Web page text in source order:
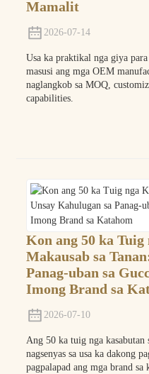
Mamalit
2026-07-14
Usa ka praktikal nga giya
masusi ang mga OEM
naglangkob sa MOQ,
capabilities.
Kon ang 50 ka Tuig
Makausab sa
Panag-uban sa
Imong Brand sa
2026-07-10
Ang 50 ka tuig nga kasabutan
nagsenyas sa usa ka dakong
pagpalapad ang mga brand